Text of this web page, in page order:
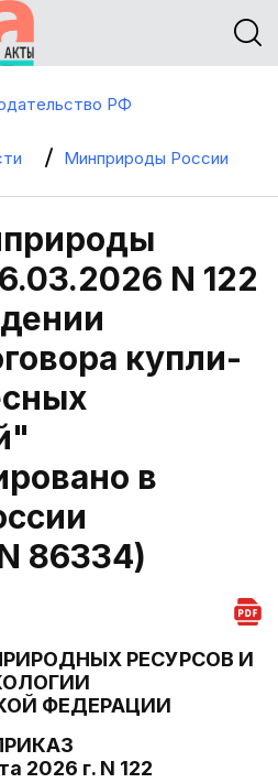
РФ
Минприроды России
N 122
купли-
в
86334)
РЕСУРСОВ И
ФЕДЕРАЦИИ
2026 г. N 122